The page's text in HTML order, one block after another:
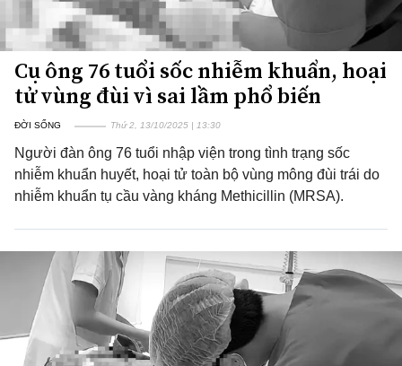
Cụ ông 76 tuổi sốc nhiễm khuẩn, hoại
tử vùng đùi vì sai lầm phổ biến
ĐỜI SỐNG Thứ 2, 13/10/2025 | 13:30
Người đàn ông 76 tuổi nhập viện trong tình trạng sốc
nhiễm khuẩn huyết, hoại tử toàn bộ vùng mông đùi trái do
nhiễm khuẩn tụ cầu vàng kháng Methicillin (MRSA).